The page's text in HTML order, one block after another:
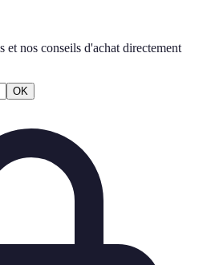
et nos conseils d'achat directement
OK